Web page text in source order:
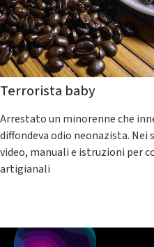
Terrorista baby
Arrestato un minorenne che
diffondeva odio neonazista.
video, manuali e istruzioni per
artigianali